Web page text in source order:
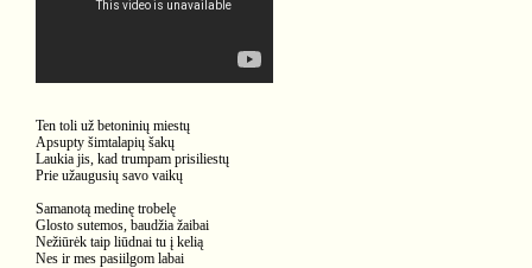
Ten toli už betoninių miestų
Apsupty šimtalapių šakų
Laukia jis, kad trumpam prisiliestų
Prie užaugusių savo vaikų
Samanotą medinę trobelę
Glosto sutemos, baudžia žaibai
Nežiūrėk taip liūdnai tu į kelią
Nes ir mes pasiilgom labai